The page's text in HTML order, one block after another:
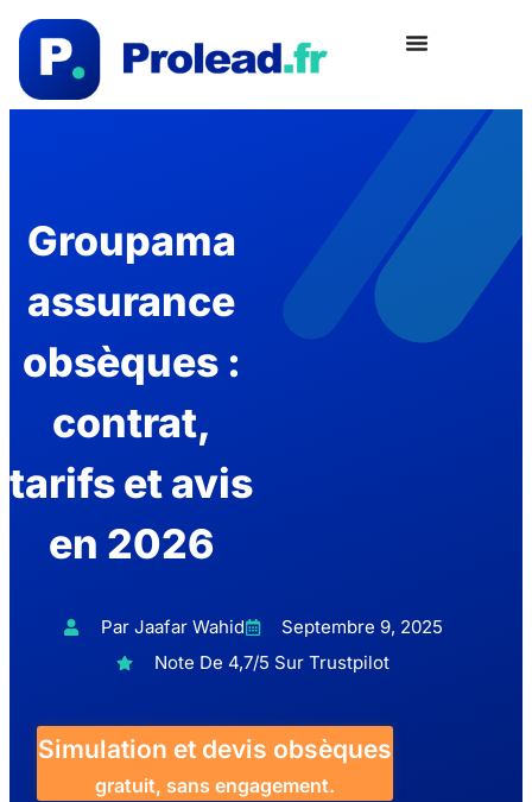
Groupama
assurance
obsèques :
contrat,
tarifs et avis
en 2026
Par Jaafar Wahid
Septembre 9, 2025
Note De 4,7/5 Sur Trustpilot
Simulation et devis obsèques
gratuit, sans engagement.